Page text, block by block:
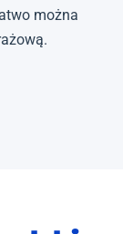
można